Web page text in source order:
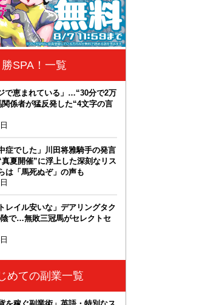
勝SPA！一覧
で恵まれている」…“30分で2万
係者が猛反発した“4文字の言
症でした」川田将雅騎手の発言
夏開催”に浮上した深刻なリス
は「馬死ぬぞ」の声も
レイル安いな」デアリングタク
陰で…無敗三冠馬がセレクトセ
めての副業一覧